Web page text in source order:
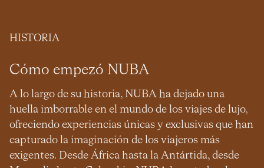
HISTORIA
Cómo empezó NUBA
A lo largo de su historia, NUBA ha dejado una
huella imborrable en el mundo de los viajes de lujo,
ofreciendo experiencias únicas y exclusivas que han
capturado la imaginación de los viajeros más
exigentes. Desde África hasta la Antártida, desde